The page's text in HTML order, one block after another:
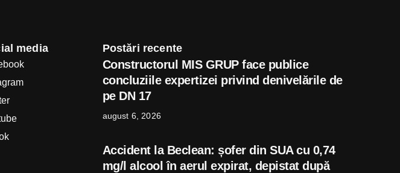
media Postări recente
Constructorul MIS GRUP face publice
concluziile expertizei privind denivelările de
pe DN 17
august 6, 2026
Accident la Beclean: șofer din SUA cu 0,74
mg/l alcool în aerul expirat, depistat după